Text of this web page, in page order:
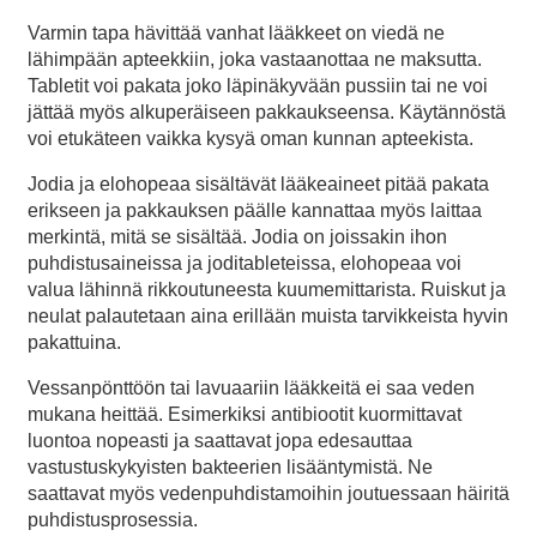
Varmin tapa hävittää vanhat lääkkeet on viedä ne
lähimpään apteekkiin, joka vastaanottaa ne maksutta.
Tabletit voi pakata joko läpinäkyvään pussiin tai ne voi
jättää myös alkuperäiseen pakkaukseensa. Käytännöstä
voi etukäteen vaikka kysyä oman kunnan apteekista.
Jodia ja elohopeaa sisältävät lääkeaineet pitää pakata
erikseen ja pakkauksen päälle kannattaa myös laittaa
merkintä, mitä se sisältää. Jodia on joissakin ihon
puhdistusaineissa ja joditableteissa, elohopeaa voi
valua lähinnä rikkoutuneesta kuumemittarista. Ruiskut ja
neulat palautetaan aina erillään muista tarvikkeista hyvin
pakattuina.
Vessanpönttöön tai lavuaariin lääkkeitä ei saa veden
mukana heittää. Esimerkiksi antibiootit kuormittavat
luontoa nopeasti ja saattavat jopa edesauttaa
vastustuskykyisten bakteerien lisääntymistä. Ne
saattavat myös vedenpuhdistamoihin joutuessaan häiritä
puhdistusprosessia.